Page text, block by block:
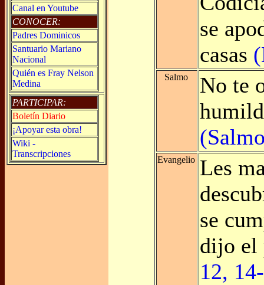
Canal en Youtube
CONOCER:
Padres Dominicos
Santuario Mariano
Nacional
Quién es Fray Nelson
Medina
PARTICIPAR:
Boletín Diario
¡Apoyar esta obra!
Wiki -
Transcripciones
se
casas
Salmo
No te
Evangelio Les
se
dijo
12,